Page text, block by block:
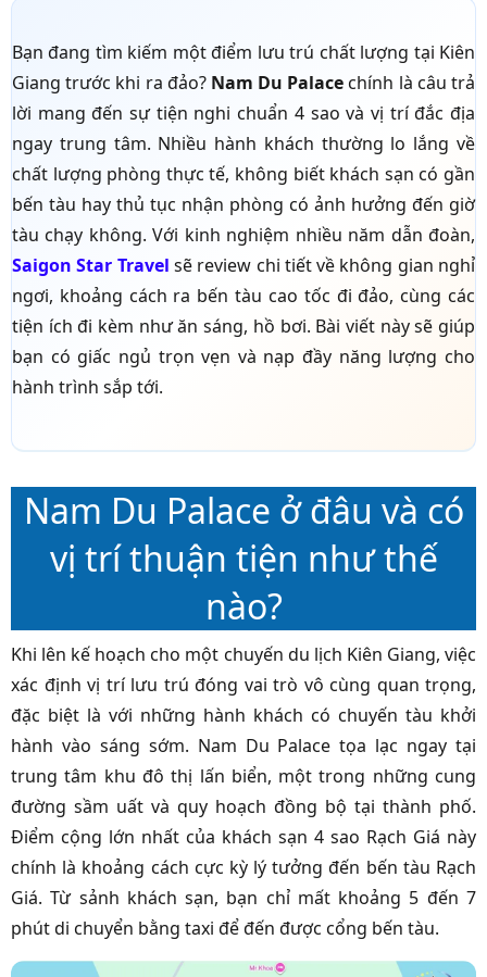
Bạn đang tìm kiếm một điểm lưu trú chất lượng tại Kiên
Giang trước khi ra đảo? Nam Du Palacechính là câu trả
lời mang đến sự tiện nghi chuẩn 4 sao và vị trí đắc địa
ngay trung tâm. Nhiều hành khách thường lo lắng về
chất lượng phòng thực tế, không biết khách sạn có gần
bến tàu hay thủ tục nhận phòng có ảnh hưởng đến giờ
tàu chạy không. Với kinh nghiệm nhiều năm dẫn đoàn,
Saigon Star Travel sẽ review chi tiết về không gian nghỉ
ngơi, khoảng cách ra bến tàu cao tốc đi đảo, cùng các
tiện ích đi kèm như ăn sáng, hồ bơi. Bài viết này sẽ giúp
bạn có giấc ngủ trọn vẹn và nạp đầy năng lượng cho
hành trình sắp tới.
Nam Du Palace ở đâu và có
vị trí thuận tiện như thế
nào?
Khi lên kế hoạch cho một chuyến du lịch Kiên Giang, việc
xác định vị trí lưu trú đóng vai trò vô cùng quan trọng,
đặc biệt là với những hành khách có chuyến tàu khởi
hành vào sáng sớm. Nam Du Palace tọa lạc ngay tại
trung tâm khu đô thị lấn biển, một trong những cung
đường sầm uất và quy hoạch đồng bộ tại thành phố.
Điểm cộng lớn nhất của khách sạn 4 sao Rạch Giá này
chính là khoảng cách cực kỳ lý tưởng đến bến tàu Rạch
Giá. Từ sảnh khách sạn, bạn chỉ mất khoảng 5 đến 7
phút di chuyển bằng taxi để đến được cổng bến tàu.